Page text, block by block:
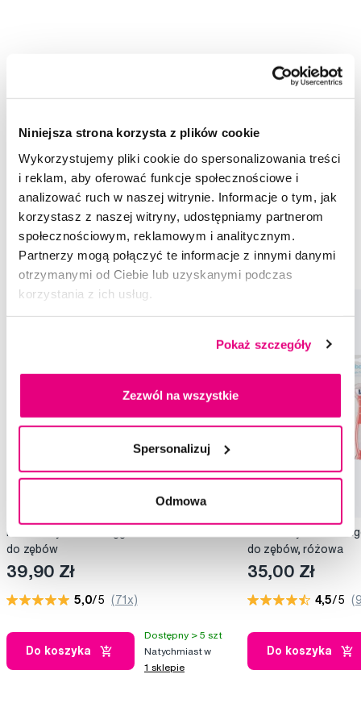
Niniejsza strona korzysta z plików cookie
Wykorzystujemy pliki cookie do spersonalizowania treści
i reklam, aby oferować funkcje społecznościowe i
analizować ruch w naszej witrynie. Informacje o tym, jak
korzystasz z naszej witryny, udostępniamy partnerom
społecznościowym, reklamowym i analitycznym.
Partnerzy mogą połączyć te informacje z innymi danymi
otrzymanymi od Ciebie lub uzyskanymi podczas
korzystania z ich usług.
Pokaż szczegóły
Zezwól na wszystkie
Spersonalizuj
Odmowa
Szczoteczki do zębów Frida
Szczoteczki do zębów dla dzieci Frida
Szczoteczki do zębów dla najmniejszych Frida
Pielęgnacja zębów u dzieci Frida Specjalna pomoc Frida
Frida Baby Tooth Hugger 3D szczoteczka
do zębów
39,90 Zł
5,0/5 (71x)
Do koszyka
Dostępny > 5 szt
Natychmiast w
1 sklepie
Frida Baby Tooth
do zębów, różowa
35,00 Zł
4,5/5
Do koszyka